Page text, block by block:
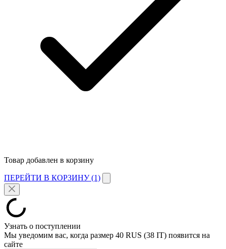
Товар добавлен в корзину
ПЕРЕЙТИ В КОРЗИНУ (1)
Узнать о поступлении
Мы уведомим вас, когда размер 40 RUS (38 IT) появится на
сайте